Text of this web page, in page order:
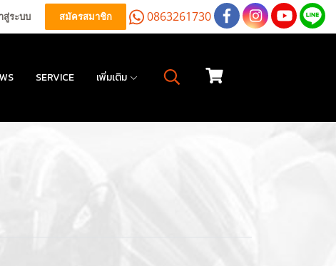
สู่ระบบ สมัครสมาชิก 0863261730
SERVICE เพิ่มเติม